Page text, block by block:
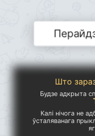
Што
Будзе адкрыта
Калі нічога не
ўсталяванага